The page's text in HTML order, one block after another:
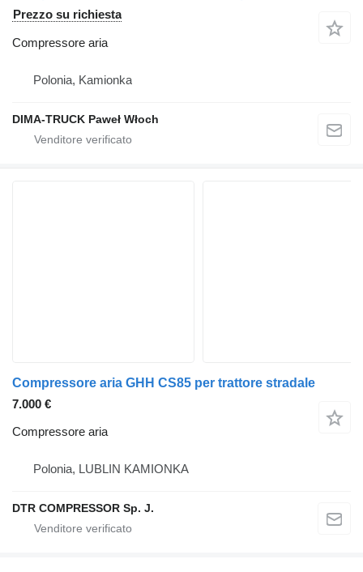
Prezzo su richiesta
Compressore aria
Polonia, Kamionka
DIMA-TRUCK Paweł Włoch
Compressore aria GHH CS85 per trattore stradale
7.000 €
Compressore aria
Polonia, LUBLIN KAMIONKA
DTR COMPRESSOR Sp. J.